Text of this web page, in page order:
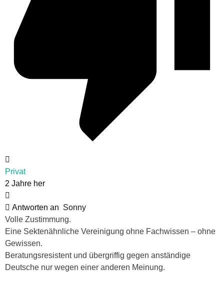
Privat
2 Jahre her
Antworten an Sonny
Volle Zustimmung.
Eine Sektenähnliche Vereinigung ohne Fachwissen – ohne
Gewissen.
Beratungsresistent und übergriffig gegen anständige
Deutsche nur wegen einer anderen Meinung.